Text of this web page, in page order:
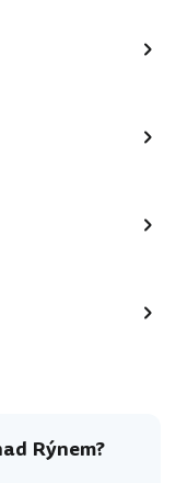
Rýnem?